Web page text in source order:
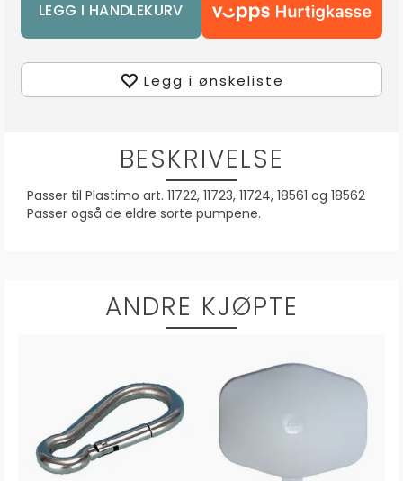
Legg i ønskeliste
BESKRIVELSE
Passer til Plastimo art. 11722, 11723, 11724, 18561 og 18562
Passer også de eldre sorte pumpene.
ANDRE KJØPTE